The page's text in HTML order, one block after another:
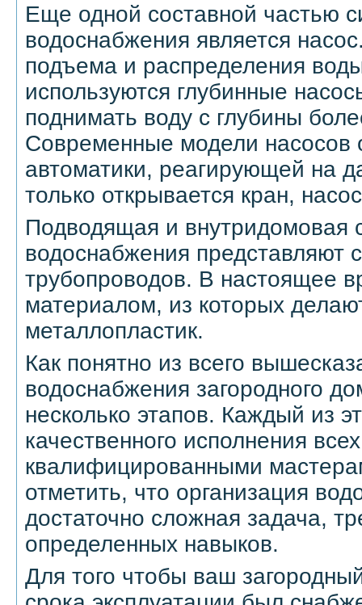
Еще одной составной частью
водоснабжения является
подъема и распределения
используются глубинные
поднимать воду с глубины
Современные модели насосов
автоматики, реагирующей на
только открывается кран,
Подводящая и внутридомовая
водоснабжения представляют
трубопроводов. В настоящее
материалом, из которых
металлопластик.
Как понятно из всего
водоснабжения загородного
несколько этапов. Каждый из
качественного исполнения
квалифицированными
отметить, что организация
достаточно сложная задача,
определенных навыков.
Для того чтобы ваш